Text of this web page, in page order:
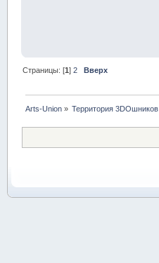
Страницы: [1]2 Вверх
Arts-Union » Территория 3DOшников